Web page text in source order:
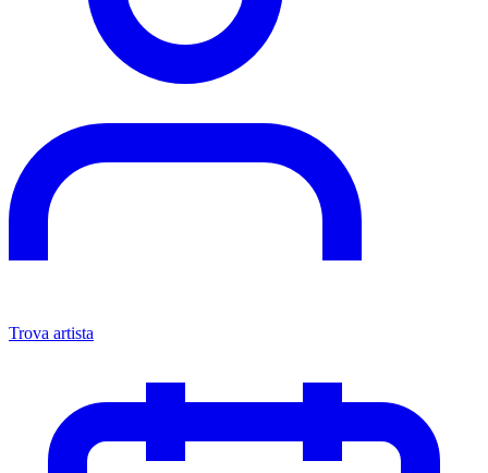
Trova artista